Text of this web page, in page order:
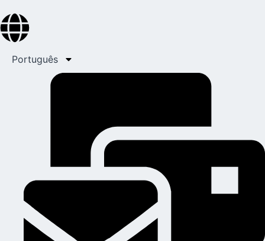
Português